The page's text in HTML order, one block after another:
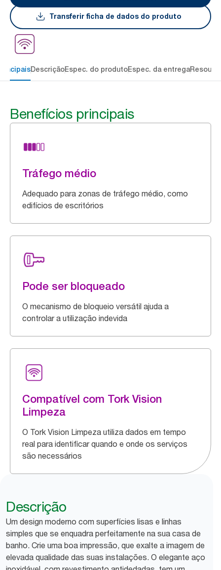
Transferir ficha de dados do produto
DescriçãoEspec. do produtoEspec. da entrega
Benefícios principais
Tráfego médio
Adequado para zonas de tráfego médio, como
edifícios de escritórios
Pode ser bloqueado
O mecanismo de bloqueio versátil ajuda a
controlar a utilização indevida
Compatível com Tork Vision
Limpeza
O Tork Vision Limpeza utiliza dados em tempo
real para identificar quando e onde os serviços
são necessários
Descrição
Um design moderno com superfícies lisas e linhas
simples que se enquadra perfeitamente na sua casa de
banho. Crie uma boa impressão, que exalte a imagem de
elevada qualidade das suas instalações. O elegante aço